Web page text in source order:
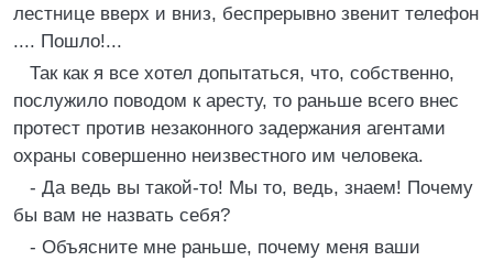
лестнице вверх и вниз, беспрерывно звенит телефон
.... Пошло!...
Так как я все хотел допытаться, что, собственно,
послужило поводом к аресту, то раньше всего внес
протест против незаконного задержания агентами
охраны совершенно неизвестного им человека.
- Да ведь вы такой-то! Мы то, ведь, знаем! Почему
бы вам не назвать себя?
- Объясните мне раньше, почему меня ваши